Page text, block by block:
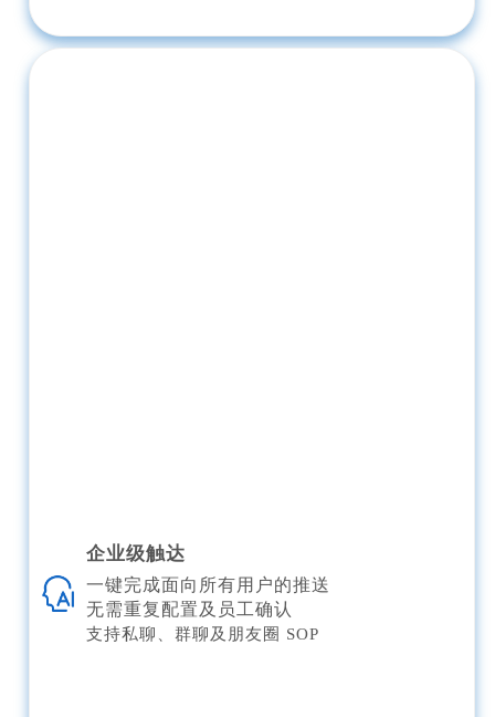
企业级触达
一键完成面向所有用户的推送
无需重复配置及员工确认
支持私聊、群聊及朋友圈 SOP